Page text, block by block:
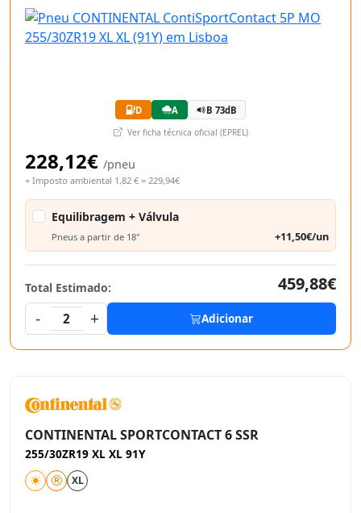
D A B 73dB
Ver ficha técnica oficial (EPREL)
228,12€ /pneu
+ Imposto ambiental 1,82 € = 229,94€
Equilibragem + Válvula
Pneus a partir de 18" +11,50€/un
Total Estimado:
459,88€
-
2 + Adicionar
CONTINENTAL SPORTCONTACT 6 SSR
255/30ZR19 XL XL 91Y
XL